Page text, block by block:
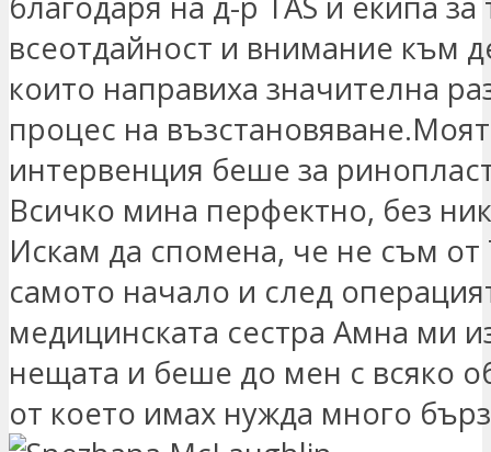
всеотдайност и внимание към
които направиха значителна
процес на
интервенция беше за
Всичко мина перфектно, без
Искам да спомена, че не съм от
самото начало и след
медицинската сестра Амна ми
нещата и беше до мен с всяко
от което имах нужда много